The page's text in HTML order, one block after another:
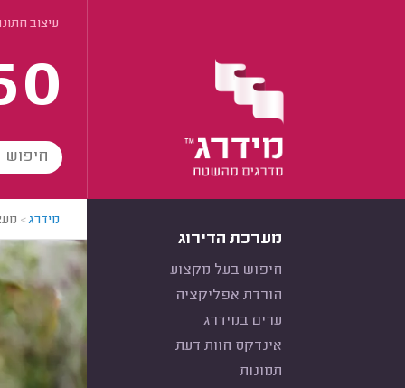
עיצוב
מערכת הדירוג
חיפוש בעל מקצוע
הורדת אפליקציה
ערים במידרג
אינדקס חוות דעת
תמונות
מידרג>